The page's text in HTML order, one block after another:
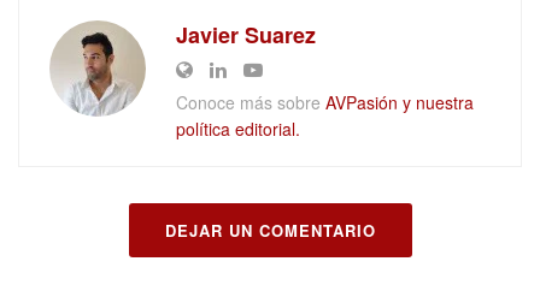
Javier Suarez
Conoce más sobre AVPasión y nuestra
política editorial.
DEJAR UN COMENTARIO